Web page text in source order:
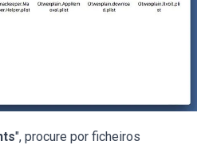
", procure por ficheiros